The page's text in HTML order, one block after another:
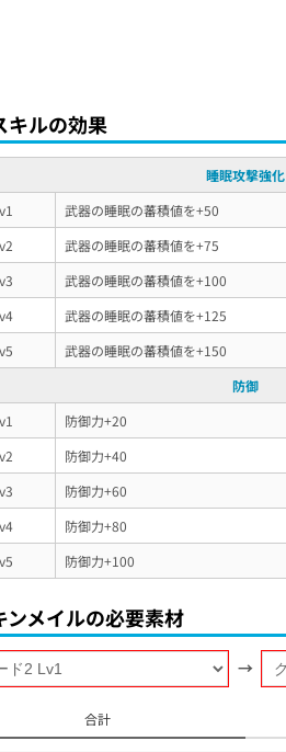
キルの効果
睡眠攻撃強化
武器の睡眠の蕃積値を+50
武器の睡眠の蕃積値を+75
武器の睡眠の蕃積値を+100
武器の睡眠の蕃積値を+125
武器の睡眠の蕃積値を+150
防御
防御力+20
防御力+40
防御力+60
防御力+80
防御力+100
ンメイルの必要素材
→
合計